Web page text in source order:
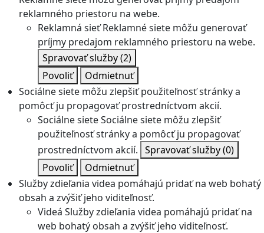
reklamného priestoru na webe.
Reklamná sieť Reklamné siete môžu generovať
príjmy predajom reklamného priestoru na webe.
Spravovať služby(2)
Povoliť
Odmietnuť
Sociálne siete môžu zlepšiť použiteľnosť stránky a
pomôcť ju propagovať prostredníctvom akcií.
Sociálne sieteSociálne siete môžu zlepšiť
použiteľnosť stránky a pomôcť ju propagovať
prostredníctvom akcií. Spravovať služby(0)
Povoliť
Odmietnuť
Služby zdieľania videa pomáhajú pridať na web bohatý
obsah a zvýšiť jeho viditeľnosť.
Videá Služby zdieľania videa pomáhajú pridať na
web bohatý obsah a zvýšiť jeho viditeľnosť.